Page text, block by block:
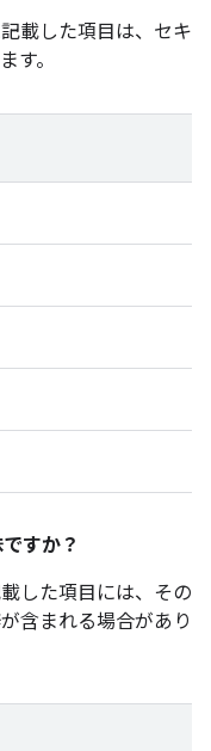
載した項目は、セキ
す。
すか？
した項目には、その
含まれる場合があり